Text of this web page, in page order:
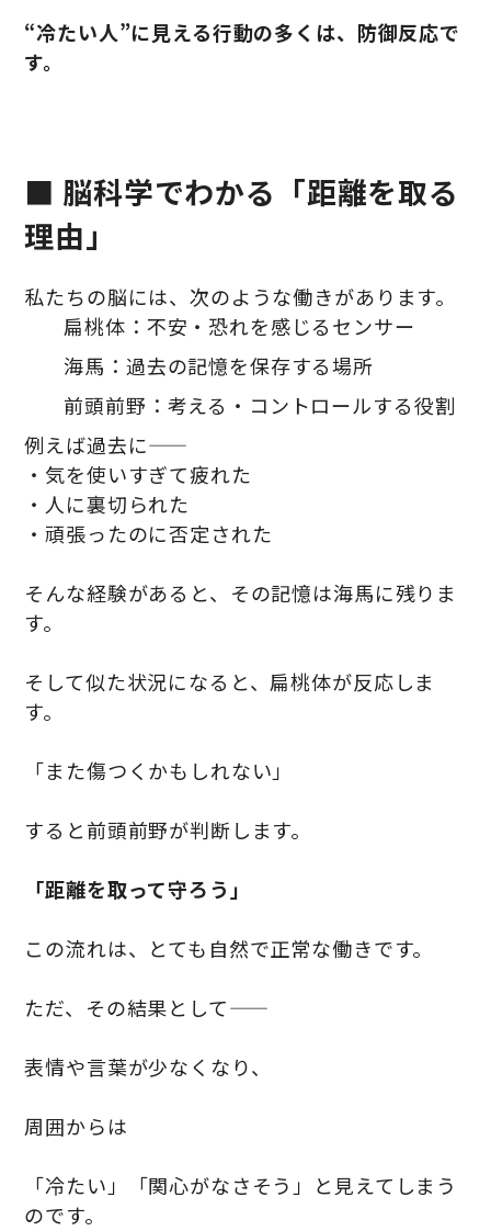
“冷たい人”に見える行動の多くは、防御反応で
す。
■ 脳科学でわかる「距離を取る
理由」
私たちの脳には、次のような働きがあります。
扁桃体：不安・恐れを感じるセンサー
海馬：過去の記憶を保存する場所
前頭前野：考える・コントロールする役割
例えば過去に――
・気を使いすぎて疲れた
・人に裏切られた
・頑張ったのに否定された
そんな経験があると、その記憶は海馬に残りま
す。
そして似た状況になると、扁桃体が反応しま
す。
「また傷つくかもしれない」
すると前頭前野が判断します。
「距離を取って守ろう」
この流れは、とても自然で正常な働きです。
ただ、その結果として――
表情や言葉が少なくなり、
周囲からは
「冷たい」「関心がなさそう」と見えてしまう
のです。